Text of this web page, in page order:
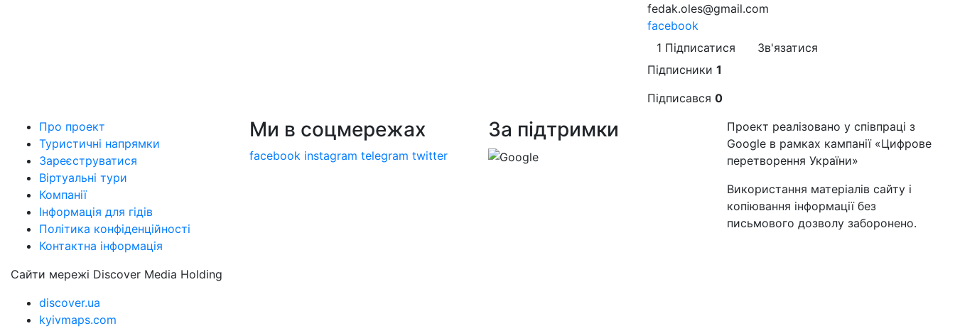
fedak.oles@gmail.com
facebook
1 Підписатися
Зв'язатися
Підписники 1
Підписався 0
Про проект
Туристичні напрямки
Зареєструватися
Віртуальні тури
Компанії
Інформація для гідів
Політика конфіденційності
Контактна інформація
Ми в соцмережах
facebook instagram telegram twitter
За підтримки
Проект реалізовано у співпраці з
Google в рамках кампанії «Цифрове
перетворення України»
Використання матеріалів сайту і
копіювання інформації без
письмового дозволу заборонено.
Сайти мережі Discover Media Holding
discover.ua
kyivmaps.com